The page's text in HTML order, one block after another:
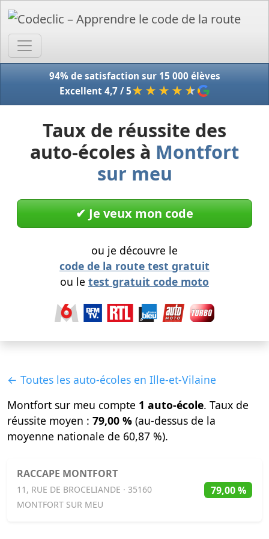
94% de satisfaction sur 15 000 élèves
Excellent 4,7 / 5★★★★ ★
Taux de réussite des
auto-écoles à Montfort
sur meu
✔︎ Je veux mon code
ou je découvre le
code de la route test gratuit
ou le test gratuit code moto
← Toutes les auto-écoles en Ille-et-Vilaine
Montfort sur meu compte 1 auto-école. Taux de
réussite moyen : 79,00 % (au-dessus de la
moyenne nationale de 60,87 %).
RACCAPE MONTFORT
11, RUE DE BROCELIANDE · 35160
MONTFORT SUR MEU
79,00 %